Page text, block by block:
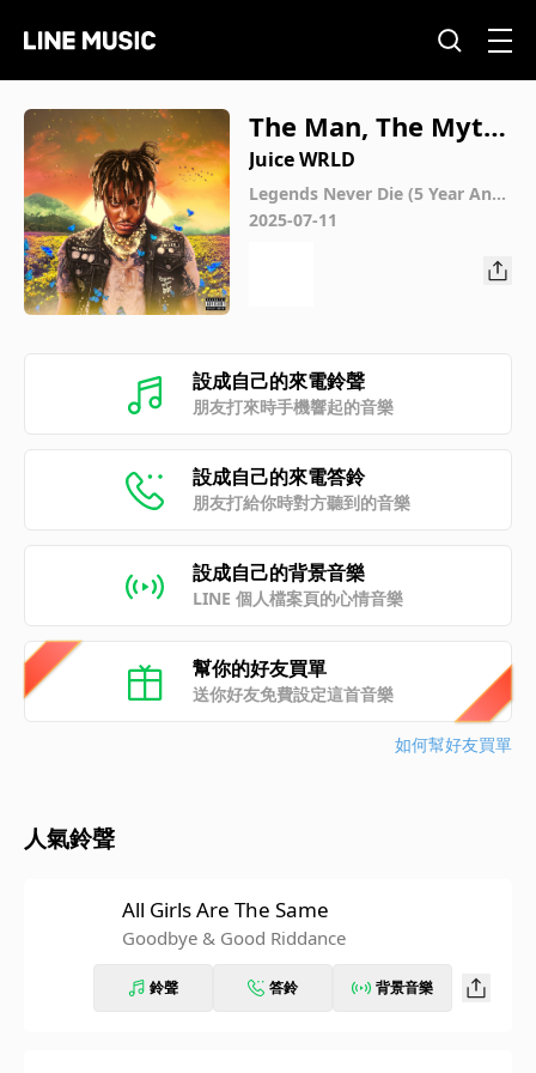
The Man, The Myth,
The Legend (Interlu
de)
Juice WRLD
Legends Never Die (5 Year Anni
versary Edition)
2025-07-11
設成自己的來電鈴聲
朋友打來時手機響起的音樂
設成自己的來電答鈴
朋友打給你時對方聽到的音樂
設成自己的背景音樂
LINE 個人檔案頁的心情音樂
幫你的好友買單
送你好友免費設定這首音樂
如何幫好友買單
人氣鈴聲
All Girls Are The Same
Goodbye & Good Riddance
鈴聲 答鈴 背景音樂